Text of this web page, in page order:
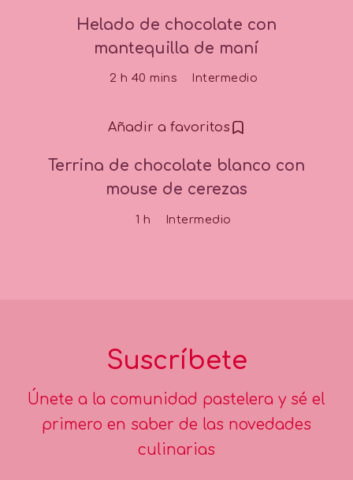
Helado de chocolate con
mantequilla de maní
2 h 40 mins Intermedio
Añadir a favoritos
Terrina de chocolate blanco con
mouse de cerezas
1 h Intermedio
Suscríbete
Únete a la comunidad pastelera y sé el
primero en saber de las novedades
culinarias